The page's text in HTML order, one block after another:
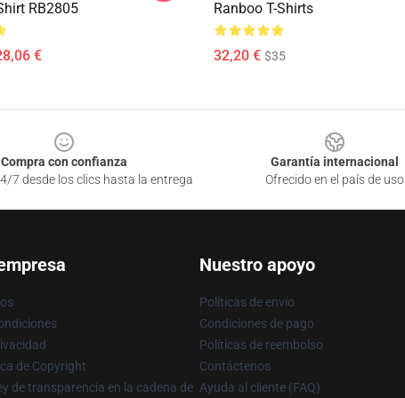
RB2805
€
Ranboo T-Shirts
32,20 € $35
Compra con confianza
7 desde los clics hasta la entrega
Garantía internacional
Ofrecido en el país de uso
de Copyright
de transparencia en la cadena de
Nuestro apoyo
Políticas de envío
Condiciones de pago
Políticas de reembolso
Contáctenos
Ayuda al cliente (FAQ)